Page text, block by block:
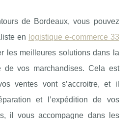
de Bordeaux, vous pouvez
en logistique e-commerce 33
les meilleures solutions dans la
de vos marchandises. Cela est
ventes vont s’accroitre, et il
et l’expédition de vos
il vous accompagne dans les